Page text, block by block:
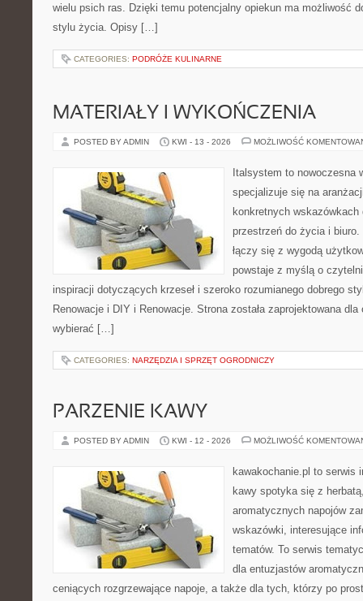
wielu psich ras. Dzięki temu potencjalny opiekun ma możliwość
stylu życia. Opisy […]
CATEGORIES: PODRÓŻE KULINARNE
MATERIAŁY I WYKOŃCZENIA
POSTED BY ADMIN KWI - 13 - 2026 MOŻLIWOŚĆ
Italsystem to nowoczesna
specjalizuje się na
konkretnych
przestrzeń do życia i
łączy się z wygodą
powstaje z myślą o
inspiracji dotyczących krzeseł i szeroko rozumianego dobrego
Renowacje i DIY i Renowacje. Strona została zaprojektowana
wybierać […]
CATEGORIES: NARZĘDZIA I SPRZĘT OGRODNICZY
PARZENIE KAWY
POSTED BY ADMIN KWI - 12 - 2026 MOŻLIWOŚĆ
kawakochanie.pl to serwis
kawy spotyka się z
aromatycznych napojów
wskazówki, interesujące
tematów. To serwis
dla entuzjastów
ceniących rozgrzewające napoje, a także dla tych, którzy po